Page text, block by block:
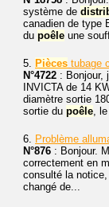
système de
canadien de type
du poêle une
5. Pièces tubage
N°4722 : Bonjour,
INVICTA de 14
diamètre sortie
sortie du poêle ,
6. Problème
N°876 : Bonjour.
correctement en
consulté la
changé de...